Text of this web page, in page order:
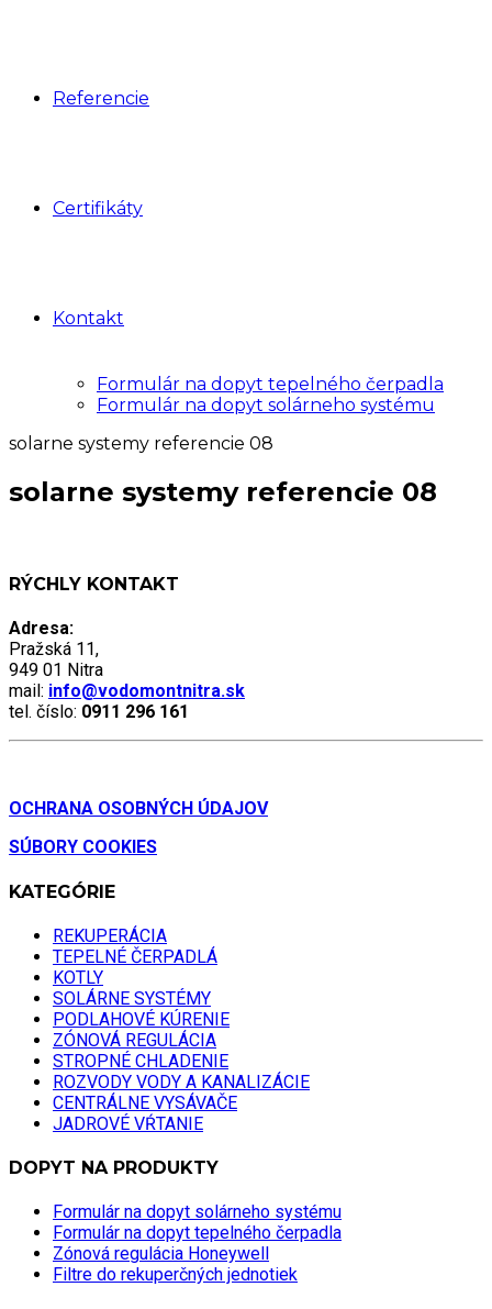
Referencie
Certifikáty
Kontakt
Formulár na dopyt tepelného čerpadla
Formulár na dopyt solárneho systému
solarne systemy referencie 08
solarne systemy referencie 08
RÝCHLY KONTAKT
Adresa:
Pražská 11,
949 01 Nitra
mail: info@vodomontnitra.sk
tel. číslo: 0911 296 161
OCHRANA OSOBNÝCH ÚDAJOV
SÚBORY COOKIES
KATEGÓRIE
REKUPERÁCIA
TEPELNÉ ČERPADLÁ
KOTLY
SOLÁRNE SYSTÉMY
PODLAHOVÉ KÚRENIE
ZÓNOVÁ REGULÁCIA
STROPNÉ CHLADENIE
ROZVODY VODY A KANALIZÁCIE
CENTRÁLNE VYSÁVAČE
JADROVÉ VŔTANIE
DOPYT NA PRODUKTY
Formulár na dopyt solárneho systému
Formulár na dopyt tepelného čerpadla
Zónová regulácia Honeywell
Filtre do rekuperčných jednotiek